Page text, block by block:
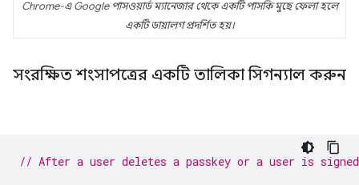
Chrome-এ Google পাসওয়ার্ড ম্যানেজার থেকে একটি পাসকি মুছে ফেলা হলে
একটি ডায়ালগ প্রদর্শিত হয়।
সংরক্ষিত শংসাপত্রের একটি তালিকা সিগন্যাল করুন
// After a user deletes a passkey or a user is